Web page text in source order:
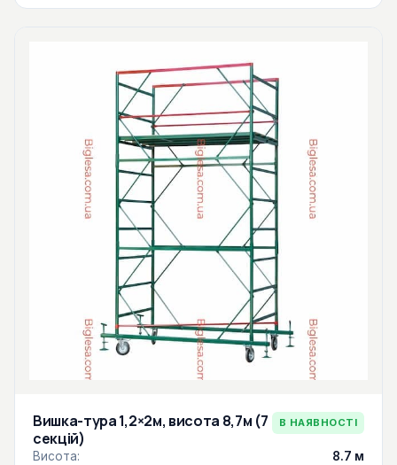
Вишка-тура 1,2×2м, висота 8,7м (7
секцій)
В НАЯВНОСТІ
Висота:
8.7 м